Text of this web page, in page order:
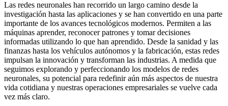
Las redes neuronales han recorrido un largo camino desde la
investigación hasta las aplicaciones y se han convertido en una parte
importante de los avances tecnológicos modernos. Permiten a las
máquinas aprender, reconocer patrones y tomar decisiones
informadas utilizando lo que han aprendido. Desde la sanidad y las
finanzas hasta los vehículos autónomos y la fabricación, estas redes
impulsan la innovación y transforman las industrias. A medida que
seguimos explorando y perfeccionando los modelos de redes
neuronales, su potencial para redefinir aún más aspectos de nuestra
vida cotidiana y nuestras operaciones empresariales se vuelve cada
vez más claro.